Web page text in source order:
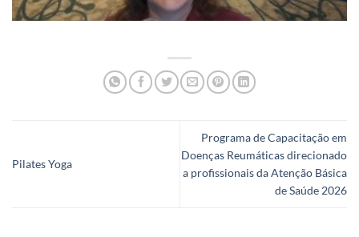
Pilates Yoga
Programa de Capacitação em
Doenças Reumáticas direcionado
a profissionais da Atenção Básica
de Saúde 2026